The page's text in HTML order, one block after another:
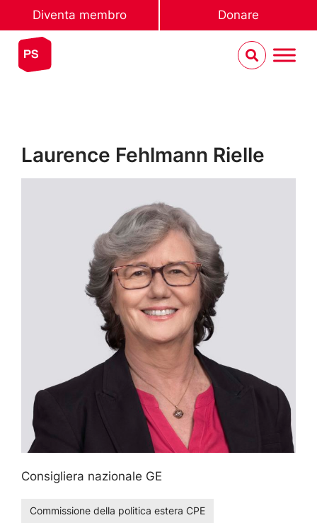
Diventa membro Donare
Laurence Fehlmann Rielle
Consigliera nazionale GE
Commissione della politica estera CPE